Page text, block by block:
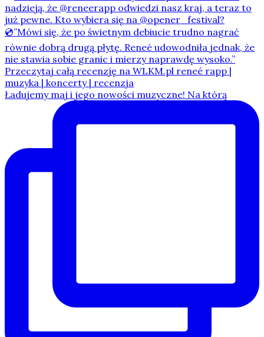
Ładujemy maj i jego nowości muzyczne! Na którą